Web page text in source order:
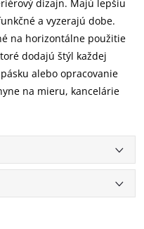
dizajn. Majú lepšiu
a vyzerajú dobe.
na horizontálne použitie
dodajú štýl každej
alebo opracovanie
na mieru, kancelárie